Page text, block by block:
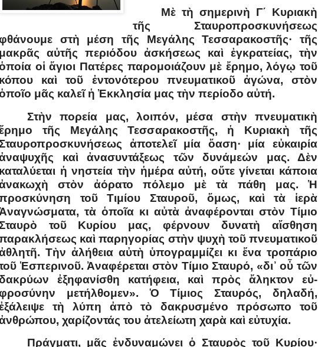
Μὲ τὴ σημερινὴ Γ΄ Κυριακὴ
τῆς Σταυροπροσκυνήσεως
στὴ μέση τῆς Μεγάλης Τεσσαρακοστῆς· τῆς
μακρᾶς αὐτῆς περιόδου ἀσκήσεως καὶ ἐγκρατείας, τὴν
οἱ ἅγιοι Πατέρες παρομοιάζουν μὲ ἔρημο, λόγῳ τοῦ
κόπου καὶ τοῦ ἐντονότερου πνευματικοῦ ἀγώνα, στὸν
μᾶς καλεῖ ἡ Ἐκκλησία μας τὴν περίοδο αὐτή.
Στὴν πορεία μας, λοιπόν, μέσα στὴν πνευματικὴ
τῆς Μεγάλης Τεσσαρακοστῆς, ἡ Κυριακὴ τῆς
ἀποτελεῖ μία ὄαση· μία εὐκαιρία
καὶ ἀνασυντάξεως τῶν δυνάμεών μας. Δὲν
καταλύεται ἡ νηστεία τὴν ἡμέρα αὐτή, οὔτε γίνεται κάποια
στὸν ἀόρατο πόλεμο μὲ τὰ πάθη μας. Ἡ
τοῦ Τιμίου Σταυροῦ, ὅμως, καὶ τὰ ἱερὰ
Ἀναγνώσματα, τὰ ὁποῖα κι αὐτὰ ἀναφέρονται στὸν Τίμιο
τοῦ Κυρίου μας, φέρνουν δυνατὴ αἴσθηση
καὶ παρηγορίας στὴν ψυχὴ τοῦ πνευματικοῦ
Τὴν ἀλήθεια αὐτὴ ὑπογραμμίζει κι ἕνα τροπάριο
Ἑσπερινοῦ. Ἀναφέρεται στὸν Τίμιο Σταυρό, «δι᾿ οὗ τῶν
ἐξηφανίσθη κατήφεια, καὶ πρὸς ἄληκτον εὐ­
μετήλθομεν». Ὁ Τίμιος Σταυρός, δηλαδή,
τὴ λύπη ἀπὸ τὸ δακρυσμένο πρόσωπο τοῦ
χαρίζοντάς του ἀτελείωτη χαρὰ καὶ εὐτυχία.
Πράγματι, μᾶς ἐνδυναμώνει ὁ Σταυρὸς τοῦ Κυρίου·